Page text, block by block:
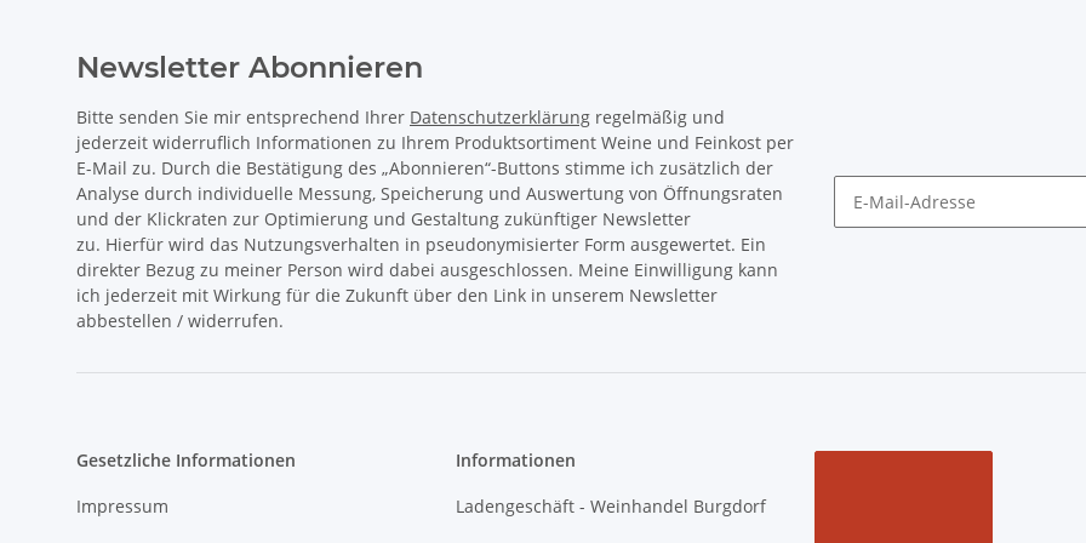
Newsletter Abonnieren
Bitte senden Sie mir entsprechend Ihrer Datenschutzerklärung regelmäßig und
jederzeit widerruflich Informationen zu Ihrem Produktsortiment Weine und Feinkost per
E-Mail zu. Durch die Bestätigung des „Abonnieren“-Buttons stimme ich zusätzlich der
Analyse durch individuelle Messung, Speicherung und Auswertung von Öffnungsraten
und der Klickraten zur Optimierung und Gestaltung zukünftiger Newsletter
zu. Hierfür wird das Nutzungsverhalten in pseudonymisierter Form ausgewertet. Ein
direkter Bezug zu meiner Person wird dabei ausgeschlossen. Meine Einwilligung kann
ich jederzeit mit Wirkung für die Zukunft über den Link in unserem Newsletter
abbestellen / widerrufen.
Gesetzliche Informationen
Impressum
Informationen
Ladengeschäft - Weinhandel Burgdorf